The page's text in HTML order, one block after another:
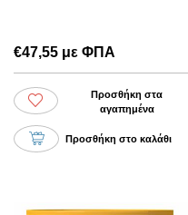
€47,55 με ΦΠΑ
Προσθήκη στα
αγαπημένα
Προσθήκη στο καλάθι